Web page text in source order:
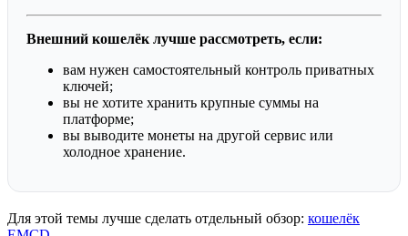
Внешний кошелёк лучше рассмотреть, если:
вам нужен самостоятельный контроль приватных
ключей;
вы не хотите хранить крупные суммы на
платформе;
вы выводите монеты на другой сервис или
холодное хранение.
Для этой темы лучше сделать отдельный обзор: кошелёк